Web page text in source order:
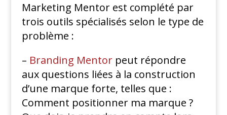
Marketing Mentor est complété par
trois outils spécialisés selon le type de
problème :
– Branding Mentorpeut répondre
aux questions liées à la construction
d’une marque forte, telles que :
Comment positionner ma marque ?